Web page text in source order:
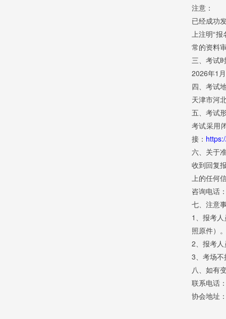
注意：
已经成功
上注明“
常的资料
三、考试
2026年1
四、考试
天津市河
五、考试
考试采用
接：
六、关于
收到回复
上的任何
咨询电话
七、注意
1、报考
照原件）
2、报考
3、考场
八、如有
联系电话
协会地址